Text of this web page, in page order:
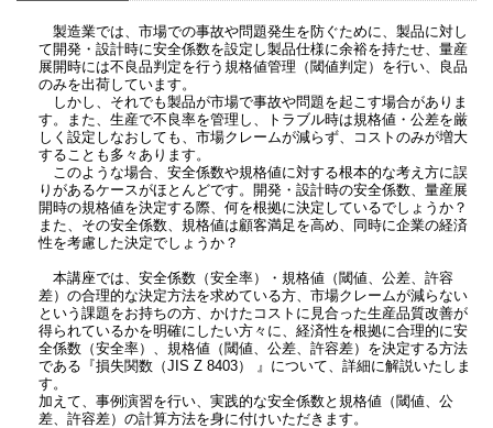
製造業では、市場での事故や問題発生を防ぐために、製品に対し
て開発・設計時に安全係数を設定し製品仕様に余裕を持たせ、量産
展開時には不良品判定を行う規格値管理（閾値判定）を行い、良品
のみを出荷しています。
しかし、それでも製品が市場で事故や問題を起こす場合がありま
す。また、生産で不良率を管理し、トラブル時は規格値・公差を厳
しく設定しなおしても、市場クレームが減らず、コストのみが増大
することも多々あります。
このような場合、安全係数や規格値に対する根本的な考え方に誤
りがあるケースがほとんどです。開発・設計時の安全係数、量産展
開時の規格値を決定する際、何を根拠に決定しているでしょうか？
また、その安全係数、規格値は顧客満足を高め、同時に企業の経済
性を考慮した決定でしょうか？
本講座では、安全係数（安全率）・規格値（閾値、公差、許容
差）の合理的な決定方法を求めている方、市場クレームが減らない
という課題をお持ちの方、かけたコストに見合った生産品質改善が
得られているかを明確にしたい方々に、経済性を根拠に合理的に安
全係数（安全率）、規格値（閾値、公差、許容差）を決定する方法
である『損失関数（JIS Z 8403） 』について、詳細に解説いたしま
す。
加えて、事例演習を行い、実践的な安全係数と規格値（閾値、公
差、許容差）の計算方法を身に付けいただきます。